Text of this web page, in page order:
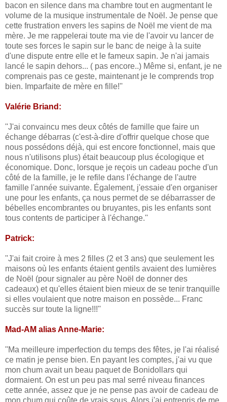
bacon en silence dans ma chambre tout en augmentant le
volume de la musique instrumentale de Noël. Je pense que
cette frustration envers les sapins de Noël me vient de ma
mère. Je me rappelerai toute ma vie de l'avoir vu lancer de
toute ses forces le sapin sur le banc de neige à la suite
d'une dispute entre elle et le fameux sapin. Je n'ai jamais
lancé le sapin dehors... ( pas encore..) Même si, enfant, je ne
comprenais pas ce geste, maintenant je le comprends trop
bien. Imparfaite de mère en fille!''
Valérie Briand:
''J'ai convaincu mes deux côtés de famille que faire un
échange débarras (c'est-à-dire d'offrir quelque chose que
nous possédons déjà, qui est encore fonctionnel, mais que
nous n'utilisons plus) était beaucoup plus écologique et
économique. Donc, lorsque je reçois un cadeau poche d'un
côté de la famille, je le refile dans l'échange de l'autre
famille l'année suivante. Également, j'essaie d'en organiser
une pour les enfants, ça nous permet de se débarrasser de
bébelles encombrantes ou bruyantes, pis les enfants sont
tous contents de participer à l'échange.''
Patrick:
''J'ai fait croire à mes 2 filles (2 et 3 ans) que seulement les
maisons où les enfants étaient gentils avaient des lumières
de Noël (pour signaler au père Noël de donner des
cadeaux) et qu'elles étaient bien mieux de se tenir tranquille
si elles voulaient que notre maison en possède... Franc
succès sur toute la ligne!!!''
Mad-AM alias Anne-Marie:
''Ma meilleure imperfection du temps des fêtes, je l'ai réalisé
ce matin je pense bien. En payant les comptes, j'ai vu que
mon chum avait un beau paquet de Bonidollars qui
dormaient. On est un peu pas mal serré niveau finances
cette année, assez que je ne pense pas avoir de cadeau de
mon chum qui coûte de vrais sous. Alors j'ai entrepris de me